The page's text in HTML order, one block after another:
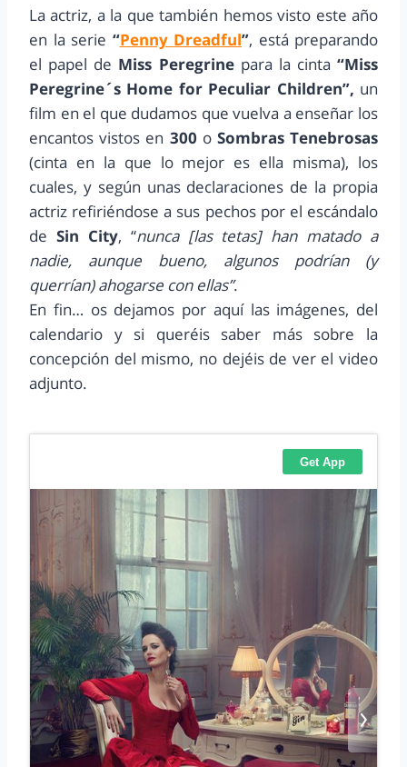
La actriz, a la que también hemos visto este año
en la serie “Penny Dreadful”, está preparando
el papel de Miss Peregrine para la cinta “Miss
Peregrine´s Home for Peculiar Children”, un
film en el que dudamos que vuelva a enseñar los
encantos vistos en 300 o Sombras Tenebrosas
(cinta en la que lo mejor es ella misma), los
cuales, y según unas declaraciones de la propia
actriz refiriéndose a sus pechos por el escándalo
de Sin City, “nunca [las tetas] han matado a
nadie, aunque bueno, algunos podrían (y
querrían) ahogarse con ellas”.
En fin… os dejamos por aquí las imágenes, del
calendario y si queréis saber más sobre la
concepción del mismo, no dejéis de ver el video
adjunto.